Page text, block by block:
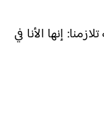
إنها الأنا في